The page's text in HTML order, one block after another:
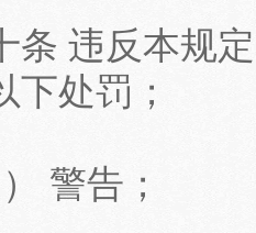
违反本规定
下处罚；
警告；